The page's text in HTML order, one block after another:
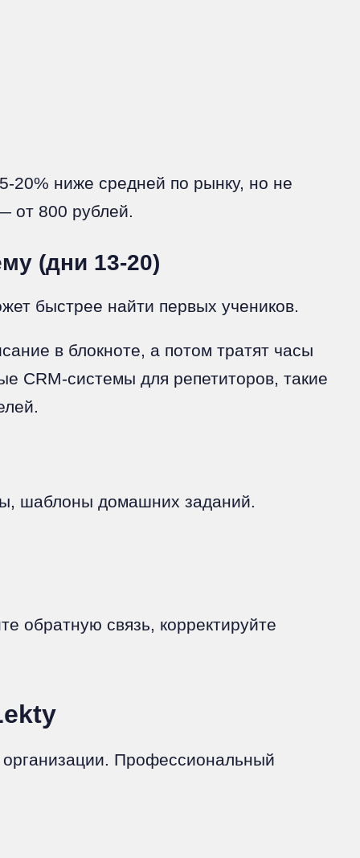
20% ниже средней по рынку, но не
от 800 рублей.
(дни 13-20)
быстрее найти первых учеников.
в блокноте, а потом тратят часы
CRM-системы для репетиторов, такие
шаблоны домашних заданий.
обратную связь, корректируйте
организации. Профессиональный